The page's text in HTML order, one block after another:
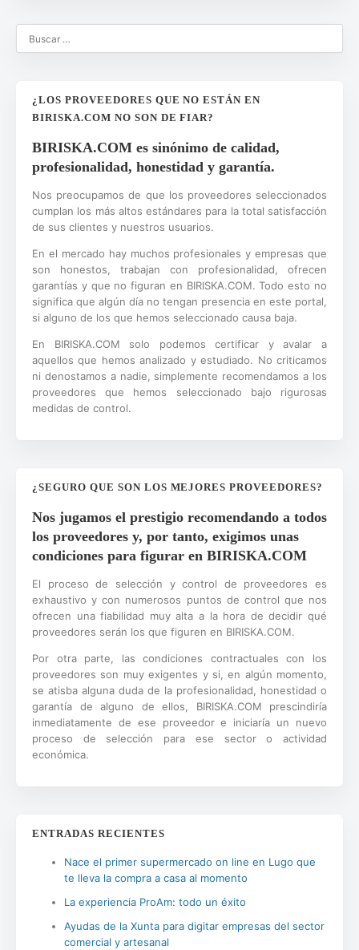
¿LOS PROVEEDORES QUE NO ESTÁN EN
BIRISKA.COM NO SON DE FIAR?
BIRISKA.COM es sinónimo de calidad,
profesionalidad, honestidad y garantía.
Nos preocupamos de que los proveedores seleccionados
cumplan los más altos estándares para la total satisfacción
de sus clientes y nuestros usuarios.
En el mercado hay muchos profesionales y empresas que
son honestos, trabajan con profesionalidad, ofrecen
garantías y que no figuran en BIRISKA.COM. Todo esto no
significa que algún día no tengan presencia en este portal,
si alguno de los que hemos seleccionado causa baja.
En BIRISKA.COM solo podemos certificar y avalar a
aquellos que hemos analizado y estudiado. No criticamos
ni denostamos a nadie, simplemente recomendamos a los
proveedores que hemos seleccionado bajo rigurosas
medidas de control.
¿SEGURO QUE SON LOS MEJORES PROVEEDORES?
Nos jugamos el prestigio recomendando a todos
los proveedores y, por tanto, exigimos unas
condiciones para figurar en BIRISKA.COM
El proceso de selección y control de proveedores es
exhaustivo y con numerosos puntos de control que nos
ofrecen una fiabilidad muy alta a la hora de decidir qué
proveedores serán los que figuren en BIRISKA.COM.
Por otra parte, las condiciones contractuales con los
proveedores son muy exigentes y si, en algún momento,
se atisba alguna duda de la profesionalidad, honestidad o
garantía de alguno de ellos, BIRISKA.COM prescindiría
inmediatamente de ese proveedor e iniciaría un nuevo
proceso de selección para ese sector o actividad
económica.
ENTRADAS RECIENTES
Nace el primer supermercado on line en Lugo que
te lleva la compra a casa al momento
La experiencia ProAm: todo un éxito
Ayudas de la Xunta para digitar empresas del sector
comercial y artesanal